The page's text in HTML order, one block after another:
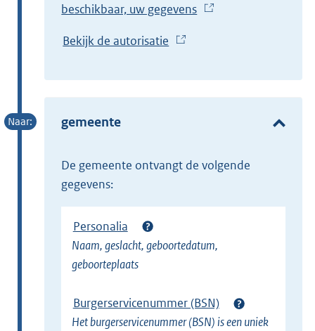
beschikbaar, uw gegevens
e
l
Bekijk de autorisatie
x
t
e
i
k
gemeente
de gemeente ontvangt de volgende
gegevens:
Personalia
Naam, geslacht, geboortedatum,
geboorteplaats
Burgerservicenummer (BSN)
Het burgerservicenummer (BSN) is een uniek